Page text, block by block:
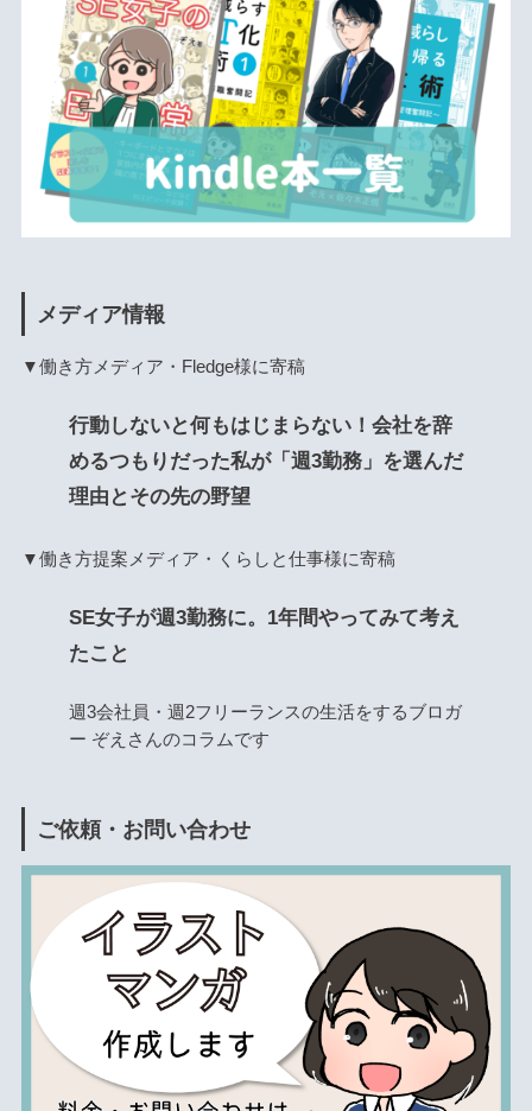
メディア情報
▼働き方メディア・Fledge様に寄稿
行動しないと何もはじまらない！会社を辞
めるつもりだった私が「週3勤務」を選んだ
理由とその先の野望
▼働き方提案メディア・くらしと仕事様に寄稿
SE女子が週3勤務に。1年間やってみて考え
たこと
週3会社員・週2フリーランスの生活をするブロガ
ー ぞえさんのコラムです
ご依頼・お問い合わせ